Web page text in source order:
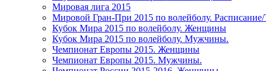
Мировая лига 2015
Мировой Гран-При 2015 по волейболу.
Кубок Мира 2015 по волейболу. Женщины
Кубок Мира 2015 по волейболу. Мужчины.
Чемпионат Европы 2015. Женщины
Чемпионат Европы 2015. Мужчины.